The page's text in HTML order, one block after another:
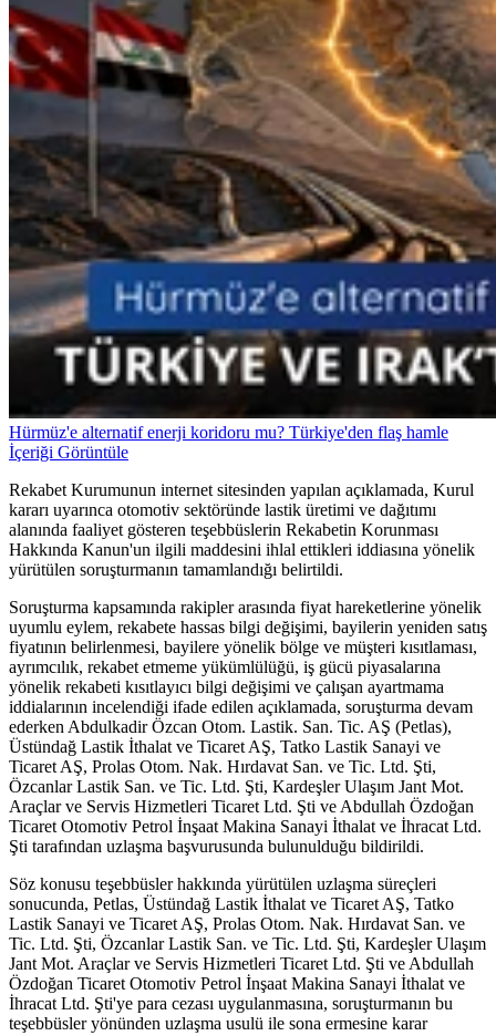
Hürmüz'e alternatif enerji koridoru mu? Türkiye'den flaş hamle
İçeriği Görüntüle
Rekabet Kurumunun internet sitesinden yapılan açıklamada, Kurul
kararı uyarınca otomotiv sektöründe lastik üretimi ve dağıtımı
alanında faaliyet gösteren teşebbüslerin Rekabetin Korunması
Hakkında Kanun'un ilgili maddesini ihlal ettikleri iddiasına yönelik
yürütülen soruşturmanın tamamlandığı belirtildi.
Soruşturma kapsamında rakipler arasında fiyat hareketlerine yönelik
uyumlu eylem, rekabete hassas bilgi değişimi, bayilerin yeniden satış
fiyatının belirlenmesi, bayilere yönelik bölge ve müşteri kısıtlaması,
ayrımcılık, rekabet etmeme yükümlülüğü, iş gücü piyasalarına
yönelik rekabeti kısıtlayıcı bilgi değişimi ve çalışan ayartmama
iddialarının incelendiği ifade edilen açıklamada, soruşturma devam
ederken Abdulkadir Özcan Otom. Lastik. San. Tic. AŞ (Petlas),
Üstündağ Lastik İthalat ve Ticaret AŞ, Tatko Lastik Sanayi ve
Ticaret AŞ, Prolas Otom. Nak. Hırdavat San. ve Tic. Ltd. Şti,
Özcanlar Lastik San. ve Tic. Ltd. Şti, Kardeşler Ulaşım Jant Mot.
Araçlar ve Servis Hizmetleri Ticaret Ltd. Şti ve Abdullah Özdoğan
Ticaret Otomotiv Petrol İnşaat Makina Sanayi İthalat ve İhracat Ltd.
Şti tarafından uzlaşma başvurusunda bulunulduğu bildirildi.
Söz konusu teşebbüsler hakkında yürütülen uzlaşma süreçleri
sonucunda, Petlas, Üstündağ Lastik İthalat ve Ticaret AŞ, Tatko
Lastik Sanayi ve Ticaret AŞ, Prolas Otom. Nak. Hırdavat San. ve
Tic. Ltd. Şti, Özcanlar Lastik San. ve Tic. Ltd. Şti, Kardeşler Ulaşım
Jant Mot. Araçlar ve Servis Hizmetleri Ticaret Ltd. Şti ve Abdullah
Özdoğan Ticaret Otomotiv Petrol İnşaat Makina Sanayi İthalat ve
İhracat Ltd. Şti'ye para cezası uygulanmasına, soruşturmanın bu
teşebbüsler yönünden uzlaşma usulü ile sona ermesine karar